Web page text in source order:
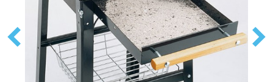
Previous Next